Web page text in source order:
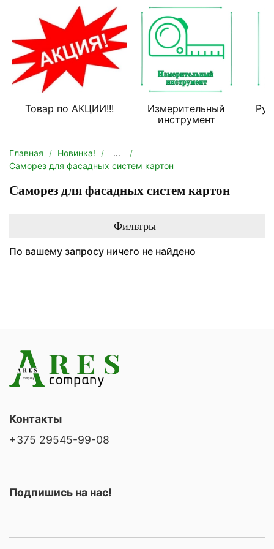
Товар по АКЦИИ!!!
Измерительный
инструмент
Главная Новинка!
...
Саморез для фасадных систем картон
Саморез для фасадных систем картон
Фильтры
По вашему запросу ничего не найдено
Контакты
+375 29545-99-08
Подпишись на нас!